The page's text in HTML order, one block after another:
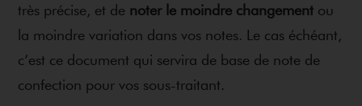
très précise, et de noter le moindre changement ou
la moindre variation dans vos notes. Le cas échéant,
c’est ce document qui servira de base de note de
confection pour vos sous-traitant.